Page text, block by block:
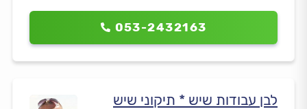
053-2432163
לבן עבודות שיש * תיקוני שיש